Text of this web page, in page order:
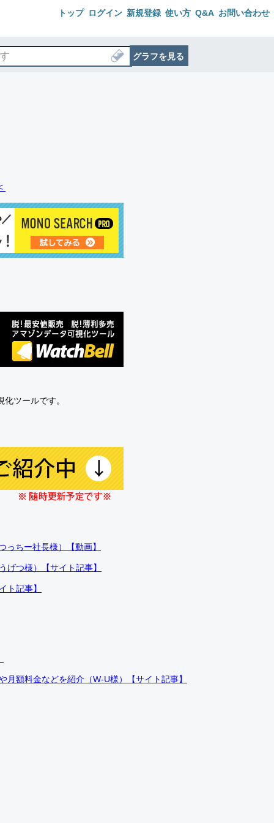
トップ ログイン 新規登録 使い方 Q&A お問い合わせ
グラフを見る
ツールです。
ちー社長様）【動画】
げつ様）【サイト記事】
ト記事】
額料金などを紹介（W-U様）【サイト記事】